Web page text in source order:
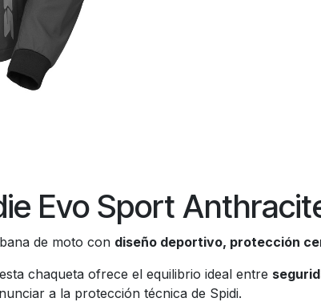
Evo Sport
de moto con diseño deportivo, protección
chaqueta ofrece el equilibrio ideal entre
a la protección técnica de Spidi.